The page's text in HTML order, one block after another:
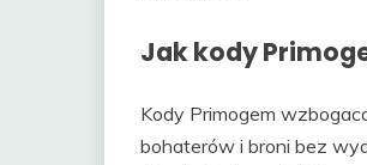
Jak kody
Kody Primogem
bohaterów i broni bez